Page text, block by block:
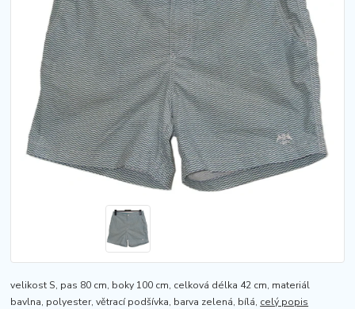
velikost S, pas 80 cm, boky 100 cm, celková délka 42 cm, materiál
bavlna, polyester, větrací podšívka, barva zelená, bílá, celý popis